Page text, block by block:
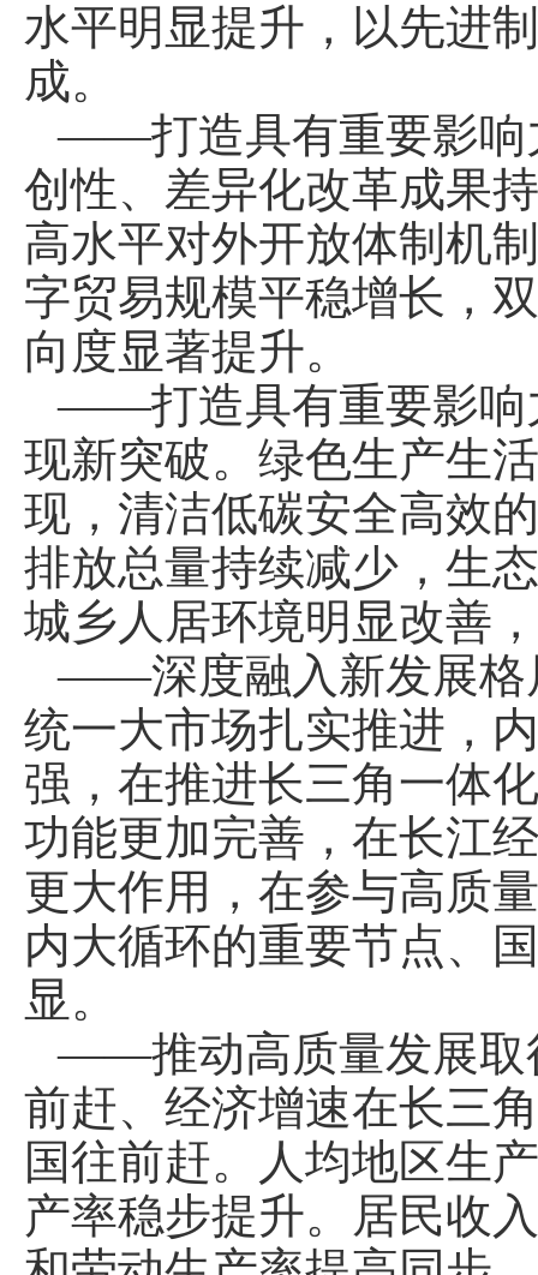
水平明显提升，以先进
成。
——打造具有重要影响
创性、差异化改革成果
高水平对外开放体制机
字贸易规模平稳增长，
向度显著提升。
——打造具有重要影响
现新突破。绿色生产生
现，清洁低碳安全高效
排放总量持续减少，生
城乡人居环境明显改善
——深度融入新发展格
统一大市场扎实推进，
强，在推进长三角一体
功能更加完善，在长江
更大作用，在参与高质
内大循环的重要节点、
显。
——推动高质量发展取
前赶、经济增速在长三
国往前赶。人均地区生
产率稳步提升。居民收